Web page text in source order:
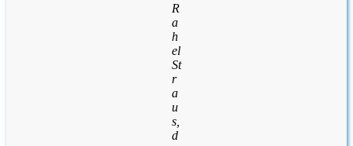
R
a
h
el
St
r
a
u
s,
d